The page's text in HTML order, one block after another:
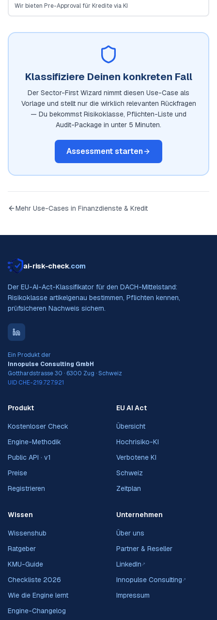
Wir bieten Pre-Approval für Kredite via KI
Klassifiziere Deinen konkreten Fall
Der Sector-First Wizard nimmt diesen Use-Case als
Vorlage und stellt nur die wirklich relevanten Rückfragen
— Du bekommst Risikoklasse, Pflichten-Liste und
Audit-Package in unter 5 Minuten.
Assessment starten
Mehr Use-Cases in Finanzdienste & Kredit
ai-risk-check.com
Der EU-AI-Act-Klassifikator für den DACH-Mittelstand:
Risikoklasse artikelgenau bestimmen, Pflichten kennen,
prüfsicheren Nachweis sichern.
Ein Produkt der
Innopulse Consulting GmbH
Gotthardstrasse 30 · 6300 Zug · Schweiz
UID CHE-219.727.921
Produkt
Kostenloser Check
Engine-Methodik
Public API · v1
Preise
Registrieren
EU AI Act
Übersicht
Hochrisiko-KI
Verbotene KI
Schweiz
Zeitplan
Wissen
Wissenshub
Ratgeber
KMU-Guide
Checkliste 2026
Wie die Engine lernt
Engine-Changelog
Unternehmen
Über uns
Partner & Reseller
LinkedIn ↗
Innopulse Consulting ↗
Impressum